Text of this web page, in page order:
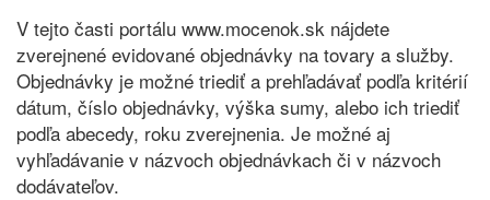
V tejto časti portálu www.mocenok.sk nájdete
zverejnené evidované objednávky na tovary a služby.
Objednávky je možné triediť a prehľadávať podľa kritérií
dátum, číslo objednávky, výška sumy, alebo ich triediť
podľa abecedy, roku zverejnenia. Je možné aj
vyhľadávanie v názvoch objednávkach či v názvoch
dodávateľov.